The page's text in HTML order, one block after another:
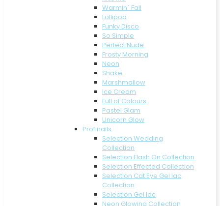
Warmin´ Fall
Lollipop
Funky Disco
So Simple
Perfect Nude
Frosty Morning
Neon
Shake
Marshmallow
Ice Cream
Full of Colours
Pastel Glam
Unicorn Glow
Profinails
Selection Wedding
Collection
Selection Flash On Collection
Selection Effected Collection
Selection Cat Eye Gel lac
Collection
Selection Gel lac
Neon Glowing Collection